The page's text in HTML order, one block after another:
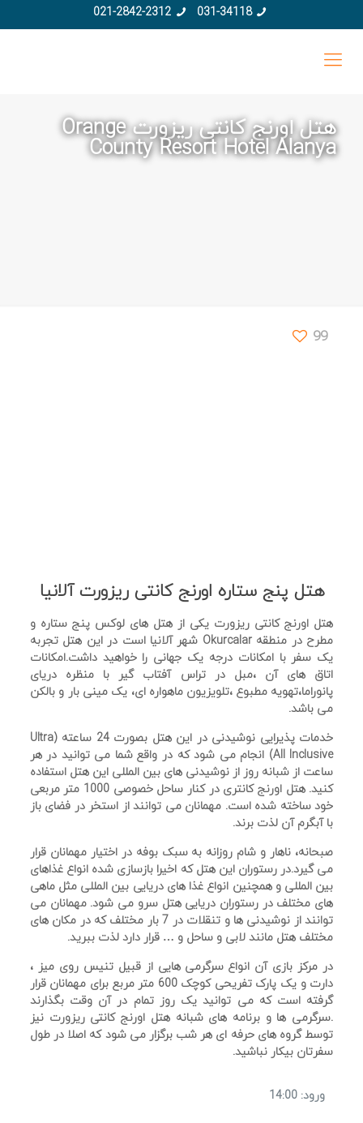
031-34118
021-2842-2312
هتل اورنج کانتی ریزورت Orange
County Resort Hotel Alanya
99
هتل پنج ستاره اورنج کانتی ریزورت آلانیا
هتل اورنج کانتی ریزورت یکی از هتل های لوکس پنج ستاره و
مطرح در منطقه Okurcalar شهر آلانیا است در این هتل تجربه
یک سفر با امکانات درجه یک جهانی را خواهید داشت.امکانات
اتاق های آن ،مبل در تراس آفتاب گیر با منظره دریای
پانوراما،تهویه مطبوع ،تلویزیون ماهواره ای، یک مینی بار و بالکن
می باشد.
خدمات پذیرایی نوشیدنی در این هتل بصورت 24 ساعته (Ultra
All Inclusive) انجام می شود که در واقع شما می توانید در هر
ساعت از شبانه روز از نوشیدنی های بین المللی این هتل استفاده
کنید. هتل اورنج کانتری در کنار ساحل خصوصی 1000 متر مربعی
خود ساخته شده است. مهمانان می توانند از استخر در فضای باز
با آبگرم آن لذت برند.
صبحانه، ناهار و شام روزانه به سبک بوفه در اختیار مهمانان قرار
می گیرد.در رستوران این هتل که اخیرا بازسازی شده انواع غذاهای
بین المللی و همچنین انواع غذا های دریایی بین المللی مثل ماهی
های مختلف در رستوران دریایی هتل سرو می شود. مهمانان می
توانند از نوشیدنی ها و تنقلات در 7 بار مختلف که در مکان های
مختلف هتل مانند لابی و ساحل و … قرار دارد لذت ببرید.
در مرکز بازی آن انواع سرگرمی هایی از قبیل تنیس روی میز ،
دارت و یک پارک تفریحی کوچک 600 متر مربع برای مهمانان قرار
گرفته است که می توانید یک روز تمام در آن وقت بگذارند
.سرگرمی ها و برنامه های شبانه هتل اورنج کانتی ریزورت نیز
توسط گروه های حرفه ای هر شب برگزار می شود که اصلا در طول
سفرتان بیکار نباشید.
ورود: 14:00